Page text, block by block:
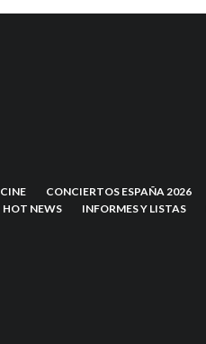
CINE CONCIERTOS ESPAÑA 2026
HOT NEWS INFORMES Y LISTAS